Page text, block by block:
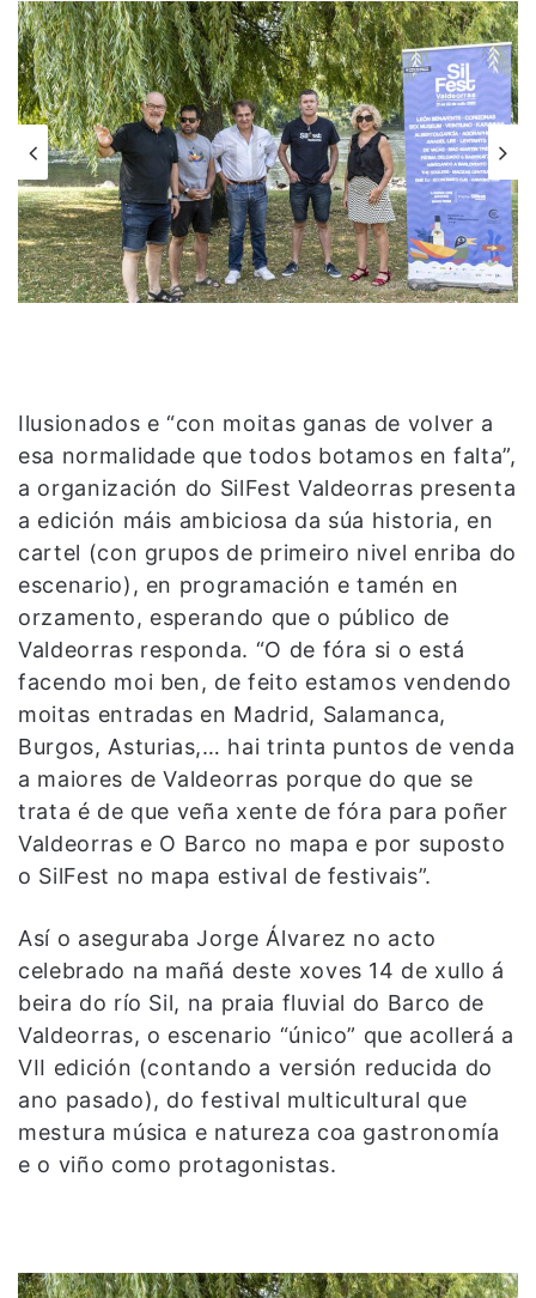
Ilusionados e “con moitas ganas de volver a
esa normalidade que todos botamos en falta”,
a organización do SilFest Valdeorras presenta
a edición máis ambiciosa da súa historia, en
cartel (con grupos de primeiro nivel enriba do
escenario), en programación e tamén en
orzamento, esperando que o público de
Valdeorras responda. “O de fóra si o está
facendo moi ben, de feito estamos vendendo
moitas entradas en Madrid, Salamanca,
Burgos, Asturias,… hai trinta puntos de venda
a maiores de Valdeorras porque do que se
trata é de que veña xente de fóra para poñer
Valdeorras e O Barco no mapa e por suposto
o SilFest no mapa estival de festivais”.
Así o aseguraba Jorge Álvarez no acto
celebrado na mañá deste xoves 14 de xullo á
beira do río Sil, na praia fluvial do Barco de
Valdeorras, o escenario “único” que acollerá a
VII edición (contando a versión reducida do
ano pasado), do festival multicultural que
mestura música e natureza coa gastronomía
e o viño como protagonistas.